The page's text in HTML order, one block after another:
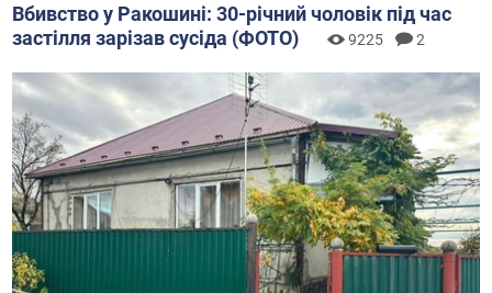
Вбивство у Ракошині: 30-річний чоловік під час
застілля зарізав сусіда (ФОТО)
9225 2